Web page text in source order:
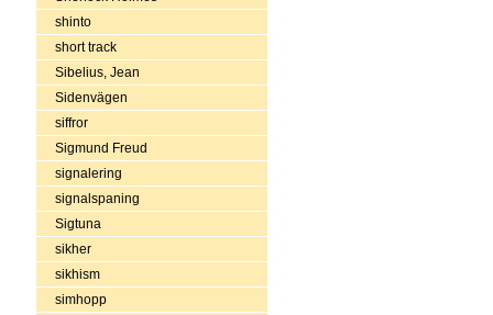
shinto
short track
Sibelius, Jean
Sidenvägen
siffror
Sigmund Freud
signalering
signalspaning
Sigtuna
sikher
sikhism
simhopp